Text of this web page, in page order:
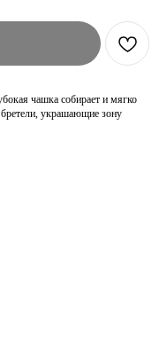
чашка собирает и мягко
украшающие зону